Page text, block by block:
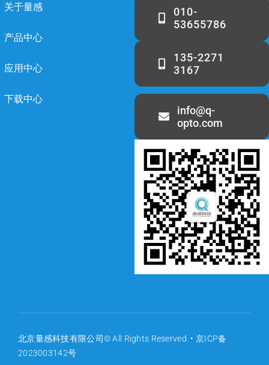
关于量感
产品中心
应用中心
下载中心
010-
53655786
135-2271
3167
info@q-
opto.com
北京量感科技有限公司© All Rights Reserved. • 京ICP备
2023003142号